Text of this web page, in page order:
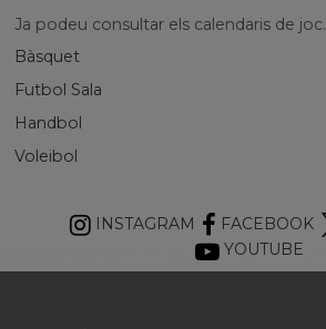
Ja podeu consultar els calendaris de joc.
Bàsquet
Futbol Sala
Handbol
Voleibol
INSTAGRAM FACEBOOK
YOUTUBE